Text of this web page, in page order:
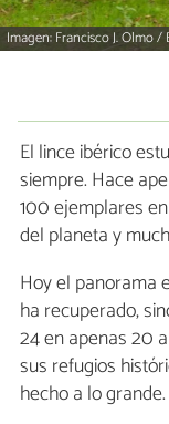
Imagen: Francisco J. Olmo /
El lince ibérico
siempre. Hace
100 ejemplares
del planeta y
Hoy el panorama
ha recuperado,
24 en apenas 20
sus refugios
hecho a lo grande.